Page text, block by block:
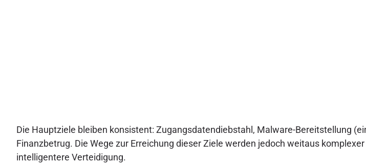
Die Hauptziele bleiben konsistent: Zugangsdatendiebstahl, Malware-Bereitstellung
Finanzbetrug. Die Wege zur Erreichung dieser Ziele werden jedoch weitaus
intelligentere Verteidigung.